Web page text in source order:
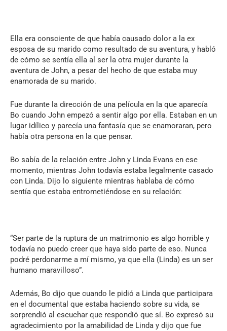
Ella era consciente de que había causado dolor a la ex
esposa de su marido como resultado de su aventura, y habló
de cómo se sentía ella al ser la otra mujer durante la
aventura de John, a pesar del hecho de que estaba muy
enamorada de su marido.
Fue durante la dirección de una película en la que aparecía
Bo cuando John empezó a sentir algo por ella. Estaban en un
lugar idílico y parecía una fantasía que se enamoraran, pero
había otra persona en la que pensar.
Bo sabía de la relación entre John y Linda Evans en ese
momento, mientras John todavía estaba legalmente casado
con Linda. Dijo lo siguiente mientras hablaba de cómo
sentía que estaba entrometiéndose en su relación:
“Ser parte de la ruptura de un matrimonio es algo horrible y
todavía no puedo creer que haya sido parte de eso. Nunca
podré perdonarme a mí mismo, ya que ella (Linda) es un ser
humano maravilloso”.
Además, Bo dijo que cuando le pidió a Linda que participara
en el documental que estaba haciendo sobre su vida, se
sorprendió al escuchar que respondió que sí. Bo expresó su
agradecimiento por la amabilidad de Linda y dijo que fue